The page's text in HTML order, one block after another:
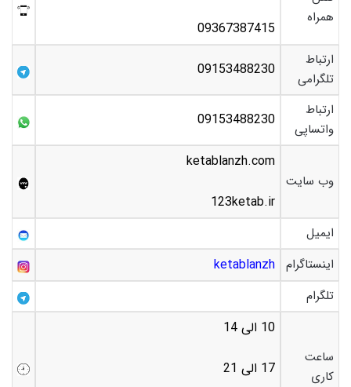
همراه
09367387415
ارتباط
تلگرامی
09153488230
ارتباط
واتساپی
09153488230
وب سایت
ketablanzh.com
123ketab.ir
ایمیل
اینستاگرام ketablanzh
تلگرام
ساعت
کاری
10 الی 14
17 الی 21